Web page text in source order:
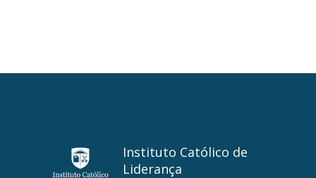
Instituto Católico de
Liderança